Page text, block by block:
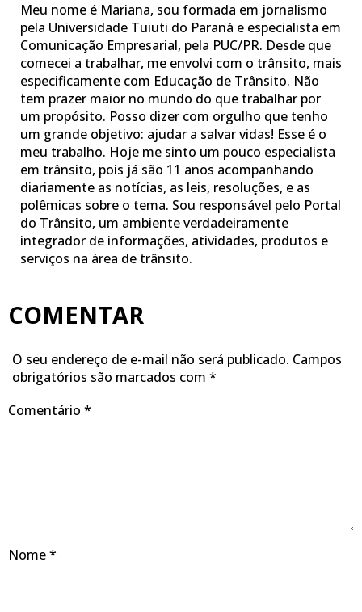
Meu nome é Mariana, sou formada em jornalismo
pela Universidade Tuiuti do Paraná e especialista em
Comunicação Empresarial, pela PUC/PR. Desde que
comecei a trabalhar, me envolvi com o trânsito, mais
especificamente com Educação de Trânsito. Não
tem prazer maior no mundo do que trabalhar por
um propósito. Posso dizer com orgulho que tenho
um grande objetivo: ajudar a salvar vidas! Esse é o
meu trabalho. Hoje me sinto um pouco especialista
em trânsito, pois já são 11 anos acompanhando
diariamente as notícias, as leis, resoluções, e as
polêmicas sobre o tema. Sou responsável pelo Portal
do Trânsito, um ambiente verdadeiramente
integrador de informações, atividades, produtos e
serviços na área de trânsito.
COMENTAR
O seu endereço de e-mail não será publicado. Campos
obrigatórios são marcados com *
Comentário *
Nome*